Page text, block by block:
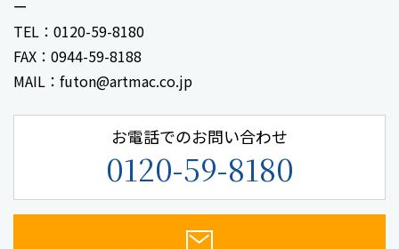
ー
TEL：0120-59-8180
FAX：0944-59-8188
MAIL：futon@artmac.co.jp
お電話でのお問い合わせ
0120-59-8180